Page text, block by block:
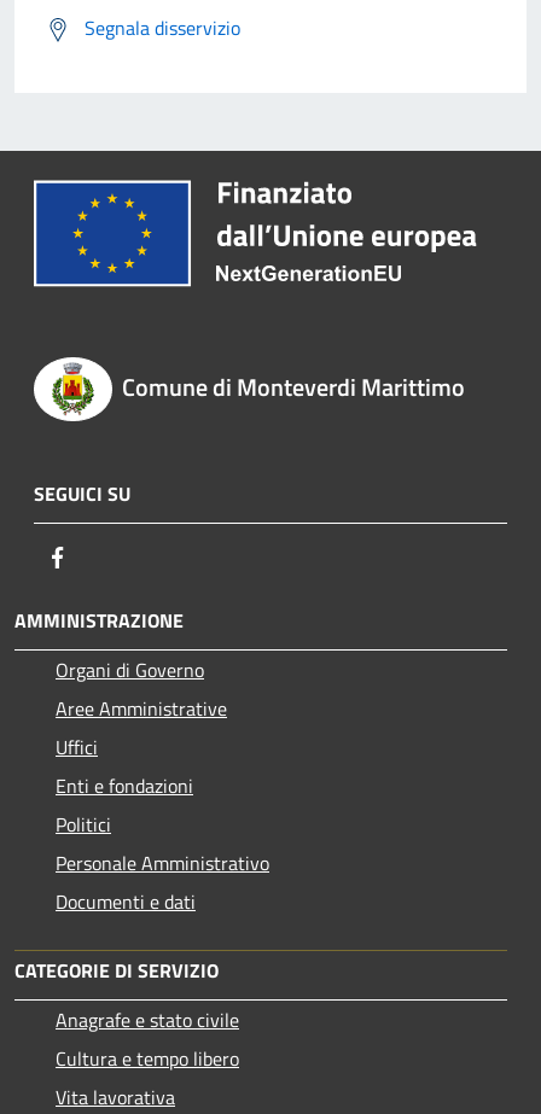
Segnala disservizio
Comune di Monteverdi Marittimo
SEGUICI SU
AMMINISTRAZIONE
Organi di Governo
Aree Amministrative
Uffici
Enti e fondazioni
Politici
Personale Amministrativo
Documenti e dati
CATEGORIE DI SERVIZIO
Anagrafe e stato civile
Cultura e tempo libero
Vita lavorativa